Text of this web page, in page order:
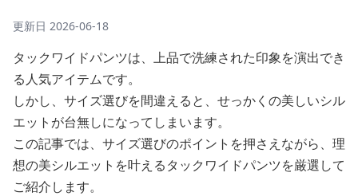
更新日 2026-06-18
タックワイドパンツは、上品で洗練された印象を演出でき
る人気アイテムです。
しかし、サイズ選びを間違えると、せっかくの美しいシル
エットが台無しになってしまいます。
この記事では、サイズ選びのポイントを押さえながら、理
想の美シルエットを叶えるタックワイドパンツを厳選して
ご紹介します。